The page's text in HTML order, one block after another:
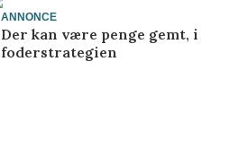
ANNONCE
Der kan være penge gemt, i
foderstrategien